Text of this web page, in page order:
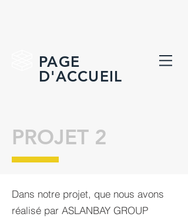
PAGE
D'ACCUEIL
PROJET 2
Dans notre projet, que nous avons
réalisé par ASLANBAY GROUP